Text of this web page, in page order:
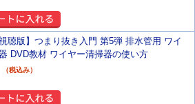
視聴版】つまり抜き入門 第5弾 排水管用 ワイ
DVD教材 ワイヤー清掃器の使い方
（税込み）